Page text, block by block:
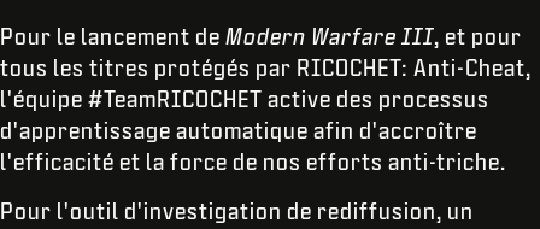
Pour le lancement de Modern Warfare III, et pour
tous les titres protégés par RICOCHET: Anti-Cheat,
l'équipe #TeamRICOCHET active des processus
d'apprentissage automatique afin d'accroître
l'efficacité et la force de nos efforts anti-triche.
Pour l'outil d'investigation de rediffusion, un